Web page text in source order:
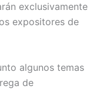
p
exclusivamente
expositores de
algunos temas
de